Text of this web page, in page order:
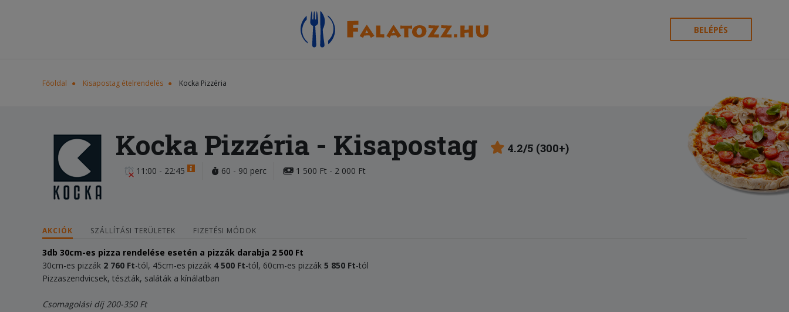
BELÉPÉS
Főoldal Kisapostag ételrendelés Kocka Pizzéria
Kocka Pizzéria - Kisapostag 4.2/5 (300+)
11:00 - 22:45 60 - 90 perc 1 500 Ft - 2 000 Ft
AKCIÓK SZÁLLÍTÁSI TERÜLETEK FIZETÉSI MÓDOK
3db 30cm-es pizza rendelése esetén a pizzák darabja 2 500 Ft
30cm-es pizzák 2 760 Ft-tól, 45cm-es pizzák 4 500 Ft-tól, 60cm-es pizzák 5 850 Ft-tól
Pizzaszendvicsek, tészták, saláták a kínálatban
Csomagolási díj 200-350 Ft